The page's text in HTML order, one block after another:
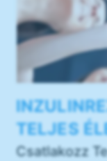
TELJES
Csatlakozz